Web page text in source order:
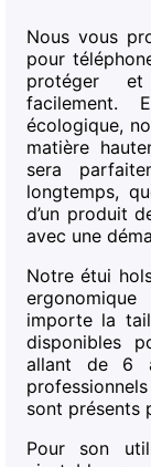
Nous vous
pour
protéger
facilement.
écologique,
matière
sera
longtemps,
d’un produit
avec une
Notre étui
importe la
disponibles
allant de 6
sont présents
Pour son